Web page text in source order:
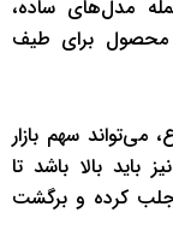
مدل‌های ساده،
محصول برای طیف
می‌تواند سهم بازار
بالا باشد تا
جلب کرده و برگشت